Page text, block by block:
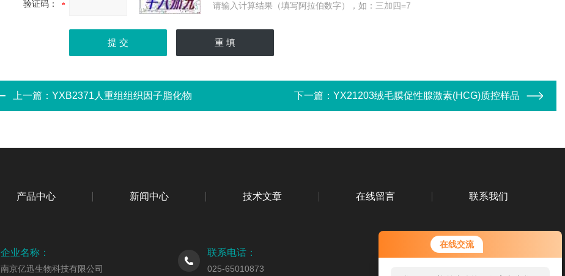
在线交流
验证码： 请输入计算结果（填写阿拉伯数字），如：三加四=7
上一篇： YXB2371人重组组织因子脂化物 下一篇： YX21203绒毛膜促性腺激素(HCG)质控样品
产品中心 新闻中心 技术文章 在线留言 联系我们
企业名称：
南京亿迅生物科技有限公司
联系电话：
025-65010873